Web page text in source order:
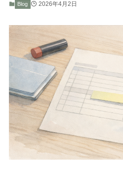
Blog 2026年4月2日